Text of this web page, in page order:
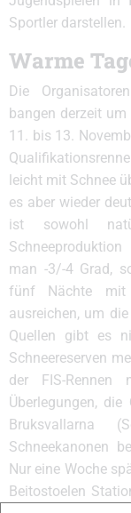
Sportler darstellen.
Warme
Die
bangen derzeit
11. bis 13.
leicht mit Schnee
es aber wieder
ist sowohl
man -3/-4 Grad,
fünf Nächte mit
ausreichen, um
Quellen gibt es
Schneereserven
der FIS-Rennen
Überlegungen,
Bruksvallarna
Schneekanonen
Nur eine Woche
Beitostoelen